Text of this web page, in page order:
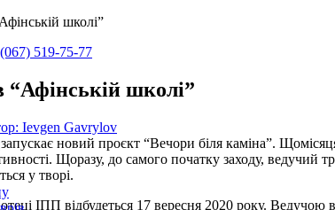
школі”
519-75-77
“Афінській школі”
Ievgen Gavrylov
новий проєкт “Вечори біля каміна”.
Щоразу, до самого початку заходу, ведучий
у творі.
ІПП відбудеться 17 вересня 2020 року.